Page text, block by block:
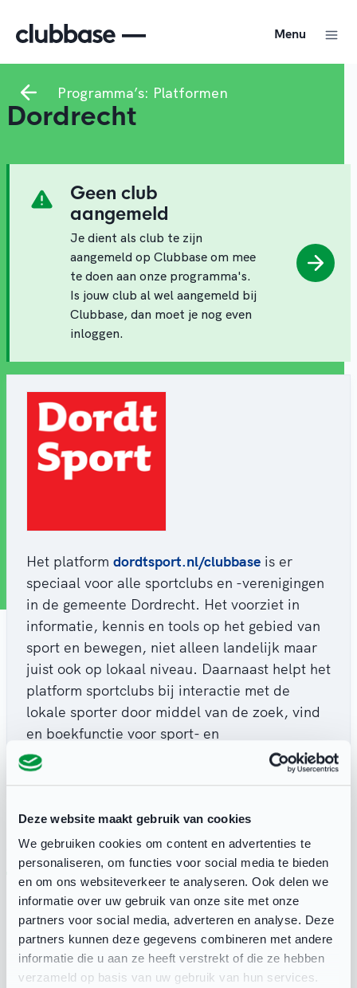
Deze website maakt gebruik van cookies
We gebruiken cookies om content en advertenties te
personaliseren, om functies voor social media te bieden
en om ons websiteverkeer te analyseren. Ook delen we
informatie over uw gebruik van onze site met onze
partners voor social media, adverteren en analyse. Deze
partners kunnen deze gegevens combineren met andere
informatie die u aan ze heeft verstrekt of die ze hebben
verzameld op basis van uw gebruik van hun services.
Menu
Programma’s: Platformen
Dordrecht
Geen club
aangemeld
Je dient als club te zijn
aangemeld op Clubbase om mee
te doen aan onze programma's.
Is jouw club al wel aangemeld bij
Clubbase, dan moet je nog even
inloggen.
Het platform dordtsport.nl/clubbase is er
speciaal voor alle sportclubs en -verenigingen
in de gemeente Dordrecht. Het voorziet in
informatie, kennis en tools op het gebied van
sport en bewegen, niet alleen landelijk maar
juist ook op lokaal niveau. Daarnaast helpt het
platform sportclubs bij interactie met de
lokale sporter door middel van de zoek, vind
en boekfunctie voor sport- en
beweegactiviteiten van clubs.
Over het platform Downloads Voorwaarden
Dordt Sport biedt:
één sportloket voor lokale en
actuele kennis, informatie en